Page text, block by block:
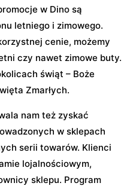
w Dino są
letniego i zimowego.
cenie, możemy
czy nawet zimowe buty.
świąt – Boże
Zmarłych.
nam też zyskać
w sklepach
serii towarów. Klienci
lojalnościowym,
sklepu. Program